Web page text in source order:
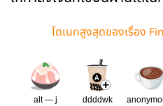
โดเนทสูงสุดของเรื่อง
alt — j
ddddwk